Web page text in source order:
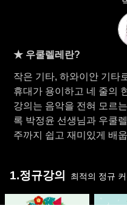
★ 우쿨렐레란?
작은 기타, 하와이안 기타
휴대가 용이하고 네 줄의
강의는 음악을 전혀 모르
록 박정윤 선생님과 우쿨
주까지 쉽고 재미있게 배
1.정규강의 최적의 정규